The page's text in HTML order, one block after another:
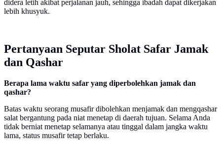
didera letih akibat perjalanan jauh, sehingga ibadah dapat dikerjakan
lebih khusyuk.
Pertanyaan Seputar Sholat Safar Jamak
dan Qashar
Berapa lama waktu safar yang diperbolehkan jamak dan
qashar?
Batas waktu seorang musafir dibolehkan menjamak dan mengqashar
salat bergantung pada niat menetap di daerah tujuan. Selama Anda
tidak berniat menetap selamanya atau tinggal dalam jangka waktu
lama, status musafir tetap berlaku.